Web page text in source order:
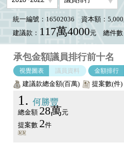
統一編號：16502036
資本額：
建議款： 117萬4000元 總件數
承包金額議員排行前十名
視覺圖表 議員資料 金額排行
建議款總金額(百萬) 提案數(件)
1 何勝豐
總金額 28萬元
提案數 2件